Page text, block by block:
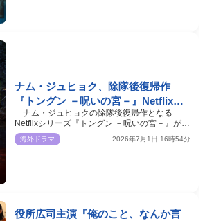
ナム・ジュヒョク、除隊後復帰作
『トングン －呪いの宮－』Netflixに
て7.17配信スタート
ナム・ジュヒョクの除隊後復帰作となる
Netflixシリーズ『トングン －呪いの宮－』が、
7月17日より世界独…
海外ドラマ 2026年7月1日 16時54分
役所広司主演『俺のこと、なんか言